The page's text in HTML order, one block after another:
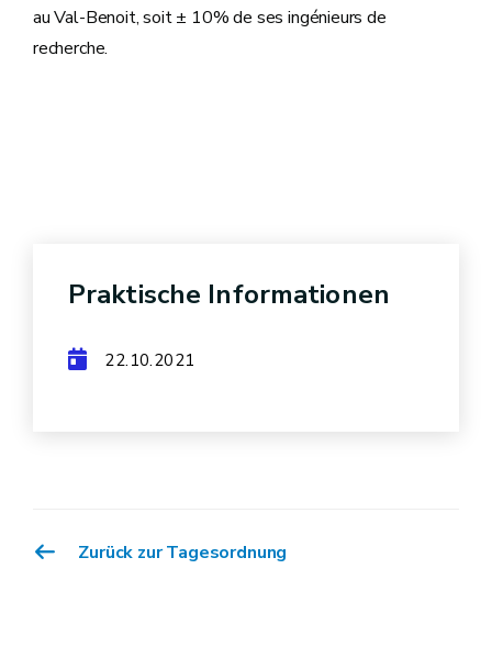
au Val-Benoit, soit ± 10% de ses ingénieurs de
recherche.
Zurück zur Tagesordnung
Praktische Informationen
22.10.2021